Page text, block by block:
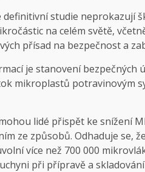
definitivní studie neprokazují
na celém světě,
přísad na bezpečnost a
je stanovení
mikroplastů potravinovým
lidé přispět ke snížení
ze způsobů. Odhaduje se,
více než 700 000
při přípravě a